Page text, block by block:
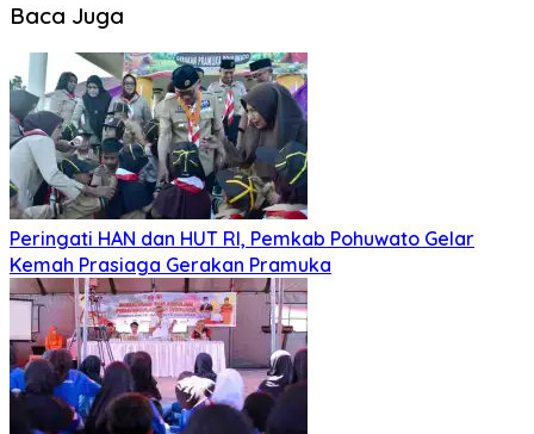
Baca Juga
Peringati HAN dan HUT RI, Pemkab Pohuwato Gelar
Kemah Prasiaga Gerakan Pramuka